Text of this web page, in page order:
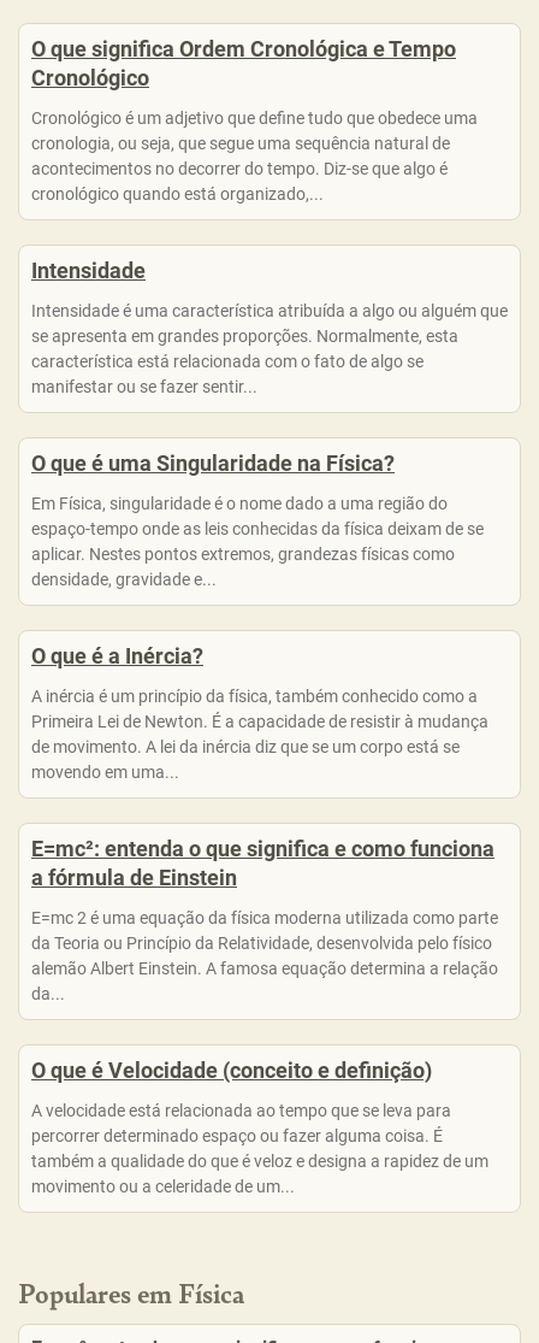
O que significa Ordem Cronológica e Tempo
Cronológico
Cronológico é um adjetivo que define tudo que obedece uma
cronologia, ou seja, que segue uma sequência natural de
acontecimentos no decorrer do tempo. Diz-se que algo é
cronológico quando está organizado,...
Intensidade
Intensidade é uma característica atribuída a algo ou alguém que
se apresenta em grandes proporções. Normalmente, esta
característica está relacionada com o fato de algo se
manifestar ou se fazer sentir...
O que é uma Singularidade na Física?
Em Física, singularidade é o nome dado a uma região do
espaço-tempo onde as leis conhecidas da física deixam de se
aplicar. Nestes pontos extremos, grandezas físicas como
densidade, gravidade e...
O que é a Inércia?
A inércia é um princípio da física, também conhecido como a
Primeira Lei de Newton. É a capacidade de resistir à mudança
de movimento. A lei da inércia diz que se um corpo está se
movendo em uma...
E=mc²: entenda o que significa e como funciona
a fórmula de Einstein
E=mc 2 é uma equação da física moderna utilizada como parte
da Teoria ou Princípio da Relatividade, desenvolvida pelo físico
alemão Albert Einstein. A famosa equação determina a relação
da...
O que é Velocidade (conceito e definição)
A velocidade está relacionada ao tempo que se leva para
percorrer determinado espaço ou fazer alguma coisa. É
também a qualidade do que é veloz e designa a rapidez de um
movimento ou a celeridade de um...
Populares em Física